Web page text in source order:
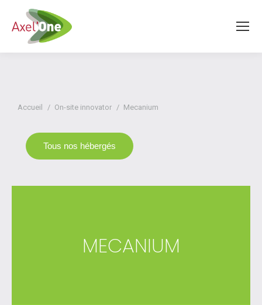
Vous êtes ici :
Accueil On-site innovator Mecanium
Tous nos hébergés
MECANIUM